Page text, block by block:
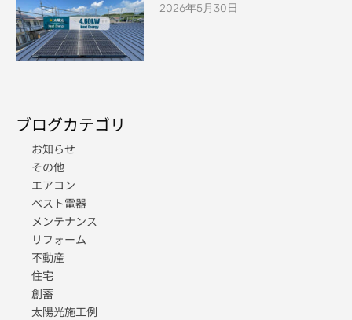
2026年5月30日
ブログカテゴリ
お知らせ
その他
エアコン
ベスト電器
メンテナンス
リフォーム
不動産
住宅
創蓄
太陽光施工例